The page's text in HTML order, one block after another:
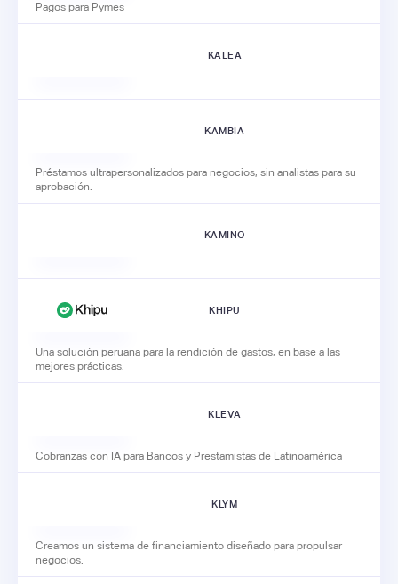
Pagos para Pymes
KALEA
KAMBIA
Préstamos ultrapersonalizados para negocios, sin analistas para su
aprobación.
KAMINO
KHIPU
Una solución peruana para la rendición de gastos, en base a las
mejores prácticas.
KLEVA
Cobranzas con IA para Bancos y Prestamistas de Latinoamérica
KLYM
Creamos un sistema de financiamiento diseñado para propulsar
negocios.